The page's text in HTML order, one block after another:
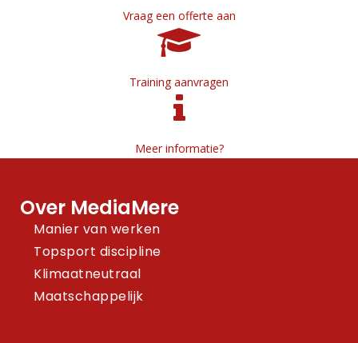
Vraag een offerte aan
Training aanvragen
Meer informatie?
Over MediaMere
Manier van werken
Topsport discipline
Klimaatneutraal
Maatschappelijk